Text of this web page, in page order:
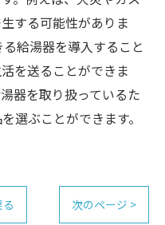
する可能性がありま
給湯器を導入すること
を送ることができま
器を取り扱っているた
選ぶことができます。
次のページ >